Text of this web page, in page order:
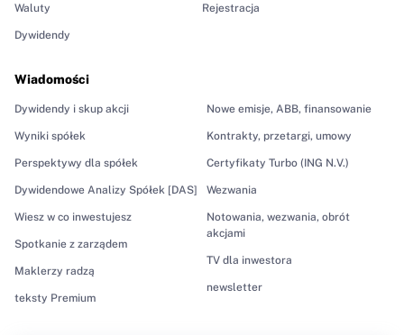
Waluty
Dywidendy
Wiadomości
Dywidendy i skup akcji
Wyniki spółek
Perspektywy dla spółek
Dywidendowe Analizy Spółek [DAS]
Wiesz w co inwestujesz
Spotkanie z zarządem
Maklerzy radzą
teksty Premium
Nowe emisje, ABB, finansowanie
Kontrakty, przetargi, umowy
Certyfikaty Turbo (ING N.V.)
Wezwania
Notowania, wezwania, obrót
akcjami
TV dla inwestora
newsletter
Rejestracja